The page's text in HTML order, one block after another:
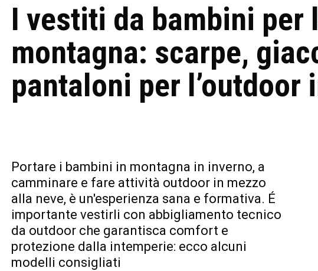
I vestiti da bambini per
montagna: scarpe,
pantaloni per l’outdoor
Portare i bambini in montagna in inverno, a
camminare e fare attività outdoor in mezzo
alla neve, è un'esperienza sana e formativa. É
importante vestirli con abbigliamento tecnico
da outdoor che garantisca comfort e
protezione dalla intemperie: ecco alcuni
modelli consigliati